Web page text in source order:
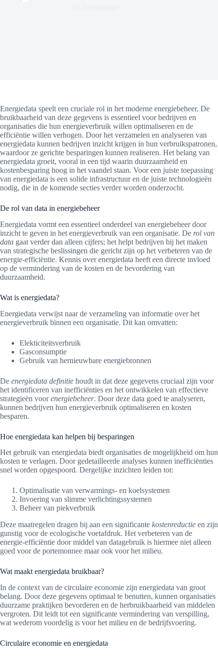
Energiedata speelt een cruciale rol in het moderne energiebeheer. De
bruikbaarheid van deze gegevens is essentieel voor bedrijven en
organisaties die hun energieverbruik willen optimaliseren en de
efficiëntie willen verhogen. Door het verzamelen en analyseren van
energiedata kunnen bedrijven inzicht krijgen in hun verbruikspatronen,
waardoor ze gerichte besparingen kunnen realiseren. Het belang van
energiedata groeit, vooral in een tijd waarin duurzaamheid en
kostenbesparing hoog in het vaandel staan. Voor een juiste toepassing
van energiedata is een solide infrastructuur en de juiste technologieën
nodig, die in de komende secties verder worden onderzocht.
De rol van data in energiebeheer
Energiedata vormt een essentieel onderdeel van energiebeheer door
inzicht te geven in het energieverbruik van een organisatie. De rol van
data gaat verder dan alleen cijfers; het helpt bedrijven bij het maken
van strategische beslissingen die gericht zijn op het verbeteren van de
energie-efficiëntie. Kennis over energiedata heeft een directe invloed
op de vermindering van de kosten en de bevordering van
duurzaamheid.
Wat is energiedata?
Energiedata verwijst naar de verzameling van informatie over het
energieverbruik binnen een organisatie. Dit kan omvatten:
Elekticiteitsverbruik
Gasconsumptie
Gebruik van hernieuwbare energiebronnen
De energiedata definitie houdt in dat deze gegevens cruciaal zijn voor
het identificeren van inefficiënties en het ontwikkelen van effectieve
strategieën voorenergiebeheer. Door deze data goed te analyseren,
kunnen bedrijven hun energieverbruik optimaliseren en kosten
besparen.
Hoe energiedata kan helpen bij besparingen
Het gebruik van energiedata biedt organisaties de mogelijkheid om hun
kosten te verlagen. Door gedetailleerde analyses kunnen inefficiënties
snel worden opgespoord. Dergelijke inzichten leiden tot:
Optimalisatie van verwarmings- en koelsystemen
Invoering van slimme verlichtingssystemen
Beheer van piekverbruik
Deze maatregelen dragen bij aan een significante kostenreductie en zijn
gunstig voor de ecologische voetafdruk. Het verbeteren van de
energie-efficiëntie door middel van datagebruik is hiermee niet alleen
goed voor de portemonnee maar ook voor het milieu.
Wat maakt energiedata bruikbaar?
In de context van de circulaire economie zijn energiedata van groot
belang. Door deze gegevens optimaal te benutten, kunnen organisaties
duurzame praktijken bevorderen en de herbruikbaarheid van middelen
vergroten. Dit leidt tot een significante vermindering van verspilling,
wat wederom voordelig is voor het milieu en de bedrijfsvoering.
Circulaire economie en energiedata